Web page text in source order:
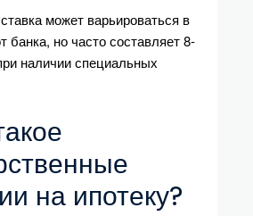
может варьироваться в
банка, но часто составляет 8-
наличии специальных
на ипотеку?